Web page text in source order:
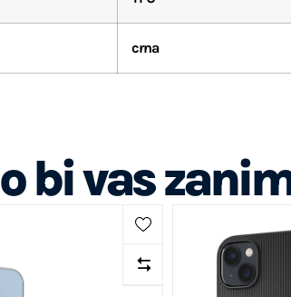
crna
bi vas